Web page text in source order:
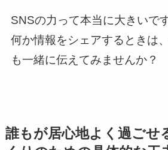
SNSの力って本当に大きいで
何か情報をシェアするときは
も一緒に伝えてみませんか？
誰もが居心地よく過ごせ